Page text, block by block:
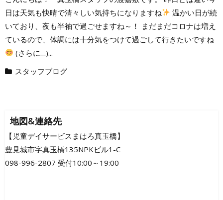
日は天気も快晴で清々しい気持ちになりますね
温かい日が続
いており、夜も半袖で過ごせますね～！ まだまだコロナは増え
ているので、体調には十分気をつけて過ごして行きたいですね
(さらに…)...
スタッフブログ
地図&連絡先
【児童デイサービスまはろ真玉橋】
豊見城市字真玉橋135NPKビル1-C
098-996-2807 受付10:00～19:00